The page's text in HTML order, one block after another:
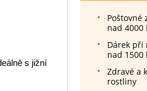
s jižní
Poštovné
nad 4000
Dárek při
nad 1500
Zdravé a
rostliny